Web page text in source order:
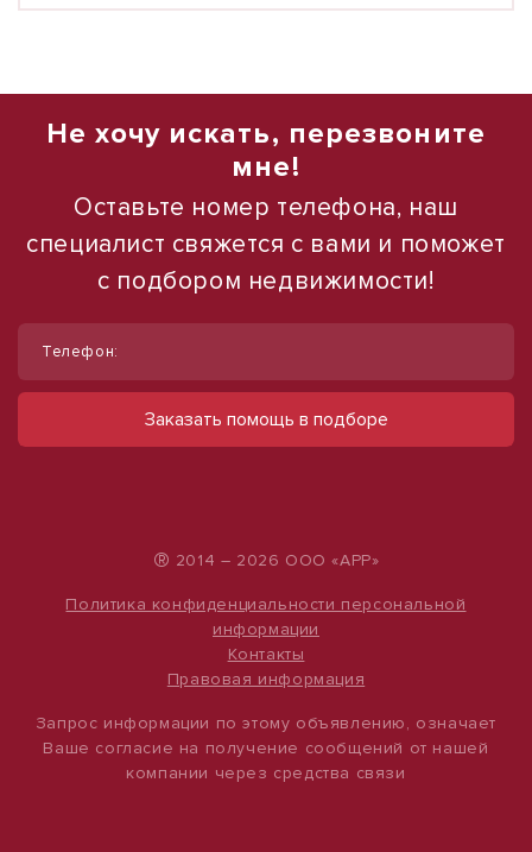
Не хочу искать, перезвоните
мне!
Оставьте номер телефона, наш
специалист свяжется с вами и поможет
с подбором недвижимости!
Телефон:
Заказать помощь в подборе
® 2014 – 2026 ООО «АРР»
Политика конфиденциальности персональной
информации
Контакты
Правовая информация
Запрос информации по этому объявлению, означает
Ваше согласие на получение сообщений от нашей
компании через средства связи